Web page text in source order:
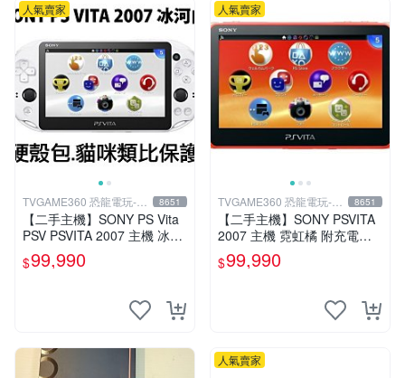
人氣賣家
TVGAME360 恐龍電玩-台
中店
8651
【二手主機】SONY PS Vita
PSV PSVITA 2007 主機 冰河
白 白黑色(9.9成新)【台中恐
龍電玩】
$99,990
人氣賣家
TVGAME360 恐龍電玩-台
中店
8651
【二手主機】SONY PSVITA
2007 主機 霓虹橘 附充電器
USB傳輸線 PS VITA PSV 台
中恐龍電玩
$99,990
人氣賣家